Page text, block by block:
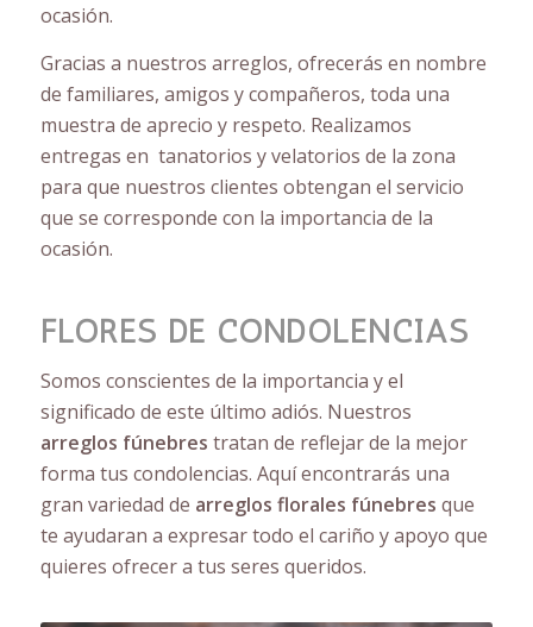
ocasión.
Gracias a nuestros arreglos, ofrecerás en nombre
de familiares, amigos y compañeros, toda una
muestra de aprecio y respeto. Realizamos
entregas en tanatorios y velatorios de la zona
para que nuestros clientes obtengan el servicio
que se corresponde con la importancia de la
ocasión.
FLORES DE CONDOLENCIAS
Somos conscientes de la importancia y el
significado de este último adiós. Nuestros
arreglos fúnebres tratan de reflejar de la mejor
forma tus condolencias. Aquí encontrarás una
gran variedad de arreglos florales fúnebres que
te ayudaran a expresar todo el cariño y apoyo que
quieres ofrecer a tus seres queridos.